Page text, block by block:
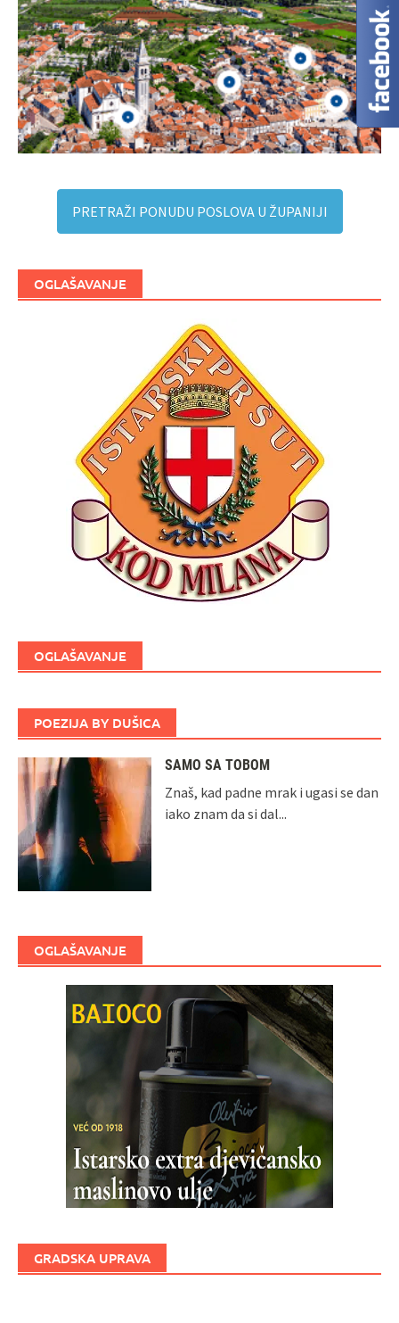
PRETRAŽI PONUDU POSLOVA U ŽUPANIJI
OGLAŠAVANJE
OGLAŠAVANJE
POEZIJA BY DUŠICA
SAMO SA TOBOM
Znaš, kad padne mrak i ugasi se dan
iako znam da si dal...
OGLAŠAVANJE
GRADSKA UPRAVA